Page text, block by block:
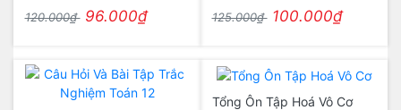
120.000₫ 96.000₫ 125.000₫ 100.000₫
Tổng Ôn Tập Hoá Vô Cơ